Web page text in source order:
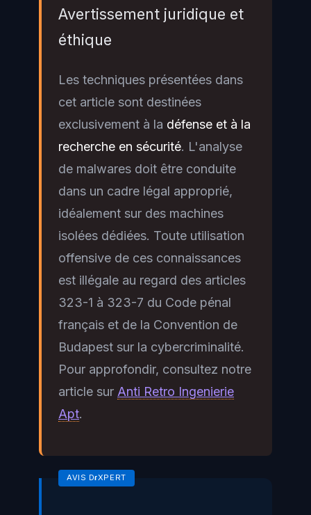
Avertissement juridique et
éthique
Les techniques présentées dans
cet article sont destinées
exclusivement à la défense et à la
recherche en sécurité. L'analyse
de malwares doit être conduite
dans un cadre légal approprié,
idéalement sur des machines
isolées dédiées. Toute utilisation
offensive de ces connaissances
est illégale au regard des articles
323-1 à 323-7 du Code pénal
français et de la Convention de
Budapest sur la cybercriminalité.
Pour approfondir, consultez notre
article sur Anti Retro Ingenierie
Apt.